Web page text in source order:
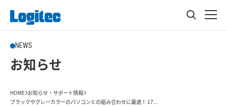
NEWS
お知らせ
HOME お知らせ・サポート情報
ブラックやグレーカラーのパソコンとの組み合わせに最適！ 17...